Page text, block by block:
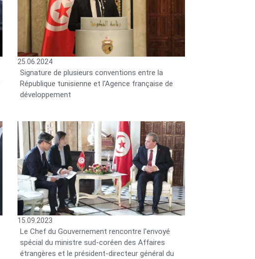
25.06.2024
Signature de plusieurs conventions entre la
République tunisienne et l'Agence française de
développement
15.09.2023
Le Chef du Gouvernement rencontre l'envoyé
spécial du ministre sud-coréen des Affaires
étrangères et le président-directeur général du